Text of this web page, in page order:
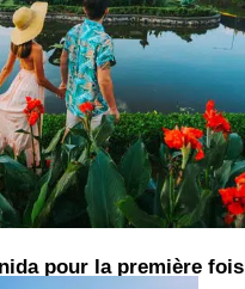
pour la première fois